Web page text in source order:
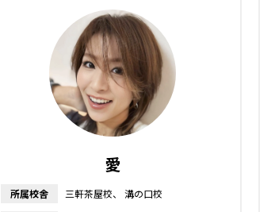
愛
所属校舎 三軒茶屋校
溝の口校